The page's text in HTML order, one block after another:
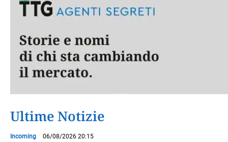
Ultime Notizie
Incoming 06/08/2026 20:15